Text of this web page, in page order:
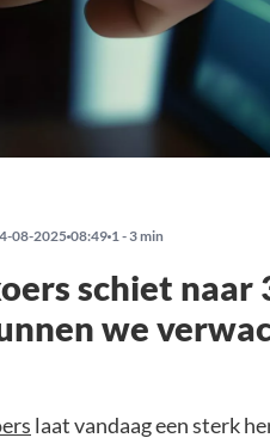
08-202508:49 1 - 3 min
schiet
we
laat vandaag een sterk